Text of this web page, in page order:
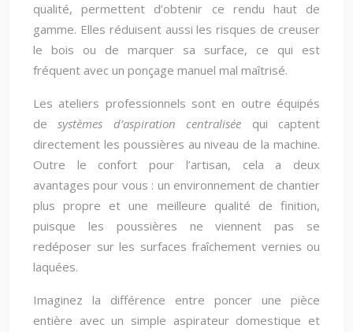
qualité, permettent d’obtenir ce rendu haut de
gamme. Elles réduisent aussi les risques de creuser
le bois ou de marquer sa surface, ce qui est
fréquent avec un ponçage manuel mal maîtrisé.
Les ateliers professionnels sont en outre équipés
desystèmes d’aspiration centralisée qui captent
directement les poussières au niveau de la machine.
Outre le confort pour l’artisan, cela a deux
avantages pour vous : un environnement de chantier
plus propre et une meilleure qualité de finition,
puisque les poussières ne viennent pas se
redéposer sur les surfaces fraîchement vernies ou
laquées.
Imaginez la différence entre poncer une pièce
entière avec un simple aspirateur domestique et